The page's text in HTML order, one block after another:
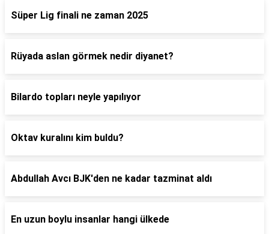
Süper Lig finali ne zaman 2025
Rüyada aslan görmek nedir diyanet?
Bilardo topları neyle yapılıyor
Oktav kuralını kim buldu?
Abdullah Avcı BJK'den ne kadar tazminat aldı
En uzun boylu insanlar hangi ülkede